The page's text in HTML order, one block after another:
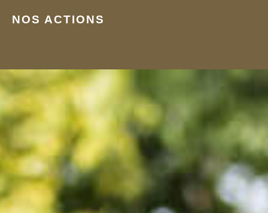
NOS ACTIONS